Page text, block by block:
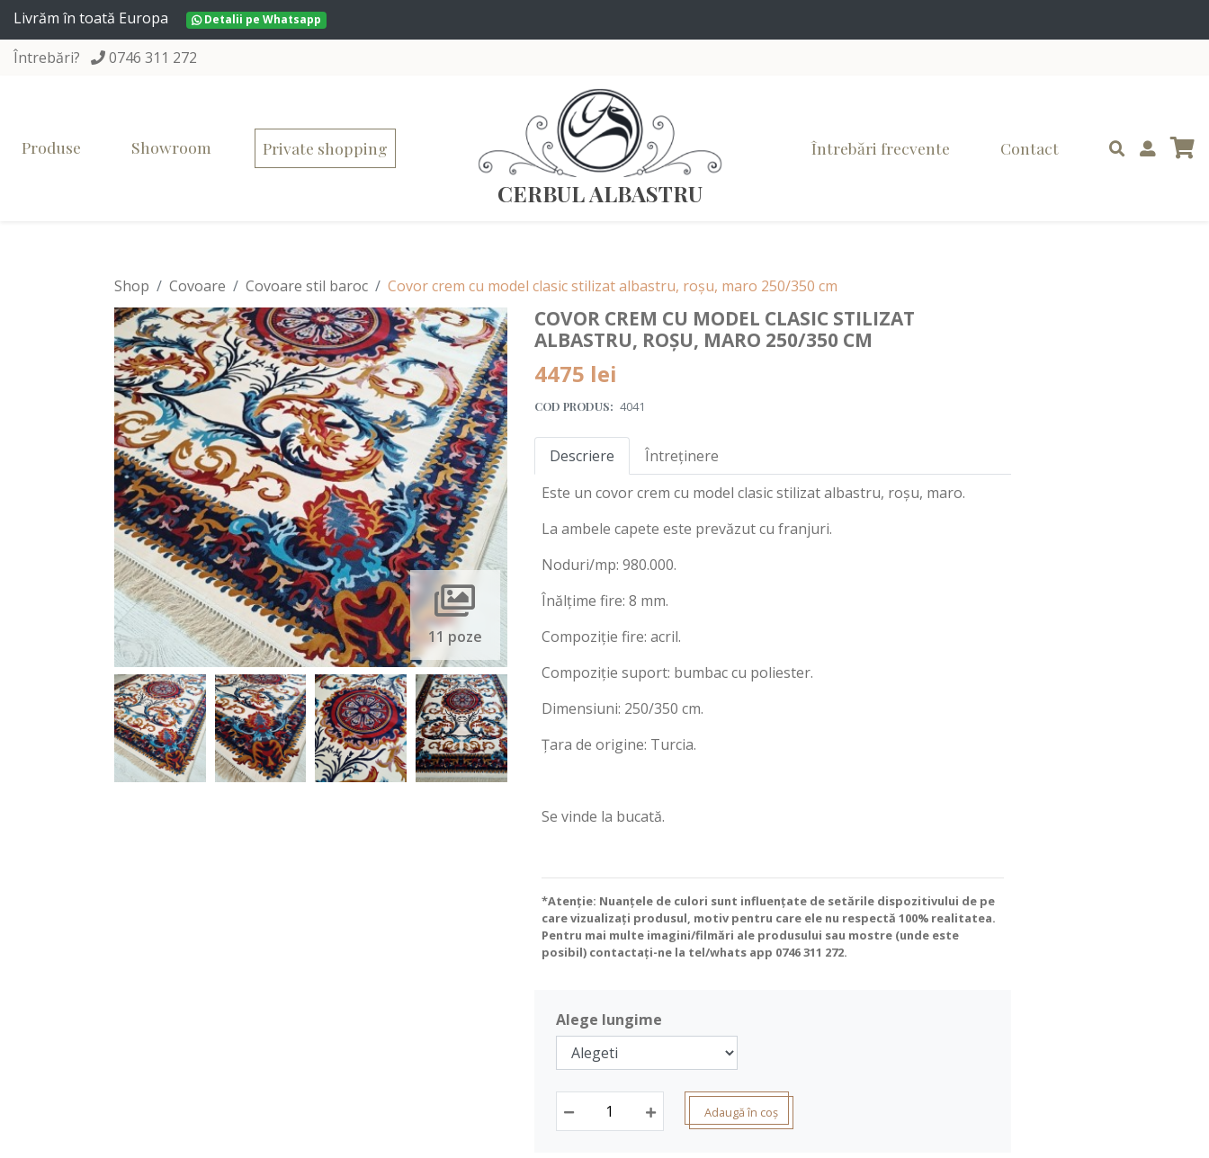
Livrăm în toată Europa Detalii pe Whatsapp
Întrebări? 0746 311 272
Produse Showroom Private shopping
CERBUL ALBASTRU
Întrebări frecvente Contact
Shop Covoare Covoare stil baroc Covor crem cu model clasic stilizat albastru, roșu, maro 250/350 cm
11 poze
COVOR CREM CU MODEL CLASIC STILIZAT
ALBASTRU, ROȘU, MARO 250/350 CM
4475 lei
COD PRODUS: 4041
Descriere
Întreținere
Este un covor crem cu model clasic stilizat albastru, roșu, maro.
La ambele capete este prevăzut cu franjuri.
Noduri/mp: 980.000.
Înălțime fire: 8 mm.
Compoziție fire: acril.
Compoziție suport: bumbac cu poliester.
Dimensiuni: 250/350 cm.
Țara de origine: Turcia.
Se vinde la bucată.
*Atenție: Nuanțele de culori sunt influențate de setările dispozitivului de pe
care vizualizați produsul, motiv pentru care ele nu respectă 100% realitatea.
Pentru mai multe imagini/filmări ale produsului sau mostre (unde este
posibil) contactați-ne la tel/whats app 0746 311 272.
Alege lungime
Adaugă în coș